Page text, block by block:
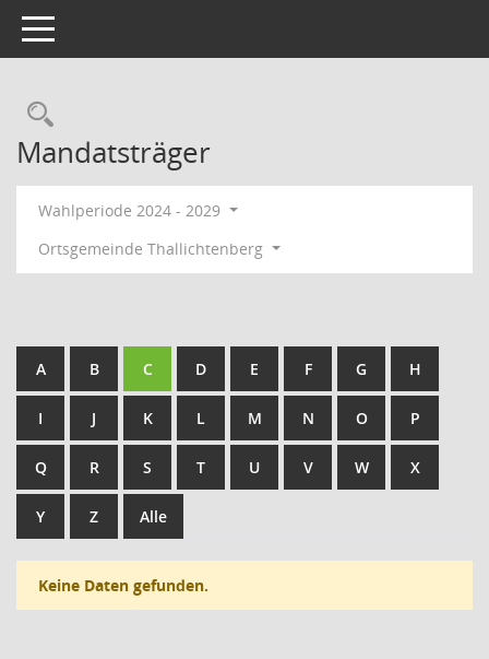
Toggle navigation
Rechercheauswahl
Mandatsträger
Wahlperiode 2024 - 2029
Ortsgemeinde Thallichtenberg
A B C D E F G H
I J K L M N O P
Q R S T U V W X
Y Z Alle
Keine Daten gefunden.